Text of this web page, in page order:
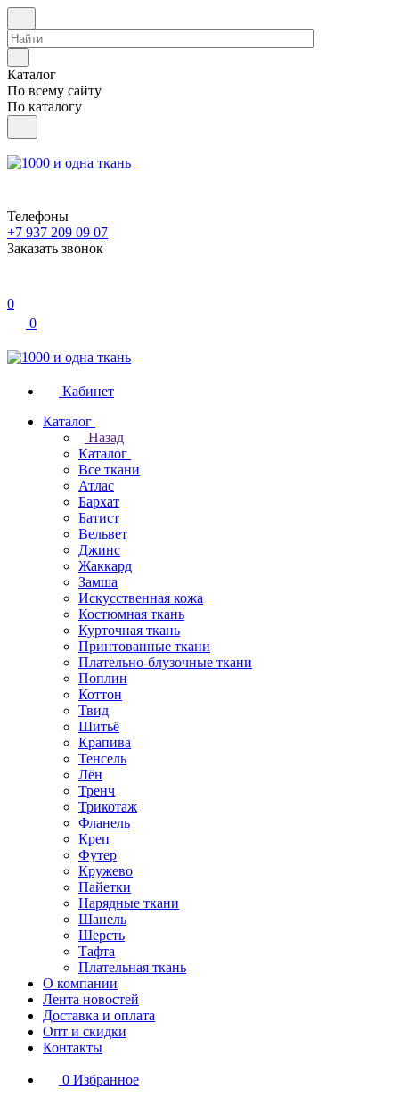
Каталог
По всему сайту
По каталогу
Телефоны
+7 937 209 09 07
Заказать звонок
0
0
Кабинет
Каталог
Назад
Каталог
Все ткани
Атлас
Бархат
Батист
Вельвет
Джинс
Жаккард
Замша
Искусственная кожа
Костюмная ткань
Курточная ткань
Принтованные ткани
Плательно-блузочные ткани
Поплин
Коттон
Твид
Шитьё
Крапива
Тенсель
Лён
Тренч
Трикотаж
Фланель
Креп
Футер
Кружево
Пайетки
Нарядные ткани
Шанель
Шерсть
Тафта
Плательная ткань
О компании
Лента новостей
Доставка и оплата
Опт и скидки
Контакты
0 Избранное